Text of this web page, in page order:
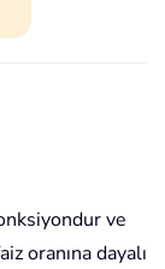
ve
oranına dayalı